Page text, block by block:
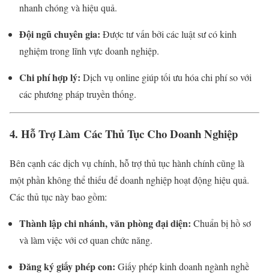
nhanh chóng và hiệu quả.
Đội ngũ chuyên gia: Được tư vấn bởi các luật sư có kinh
nghiệm trong lĩnh vực doanh nghiệp.
Chi phí hợp lý: Dịch vụ online giúp tối ưu hóa chi phí so với
các phương pháp truyền thống.
4. Hỗ Trợ Làm Các Thủ Tục Cho Doanh Nghiệp
Bên cạnh các dịch vụ chính, hỗ trợ thủ tục hành chính cũng là
một phần không thể thiếu để doanh nghiệp hoạt động hiệu quả.
Các thủ tục này bao gồm:
Thành lập chi nhánh, văn phòng đại diện: Chuẩn bị hồ sơ
và làm việc với cơ quan chức năng.
Đăng ký giấy phép con: Giấy phép kinh doanh ngành nghề